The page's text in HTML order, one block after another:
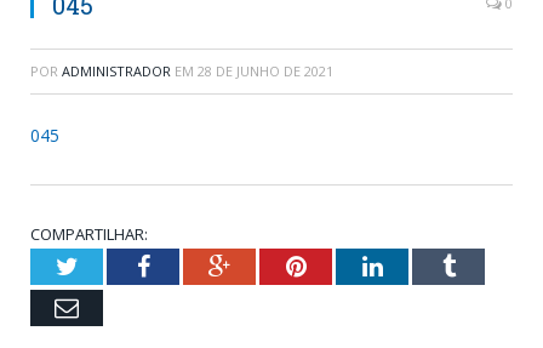
POR ADMINISTRADOR EM 28 DE JUNHO DE 2021
045
COMPARTILHAR:
TwitterFacebookGoogle+PinterestLinkedInTumblr
Email